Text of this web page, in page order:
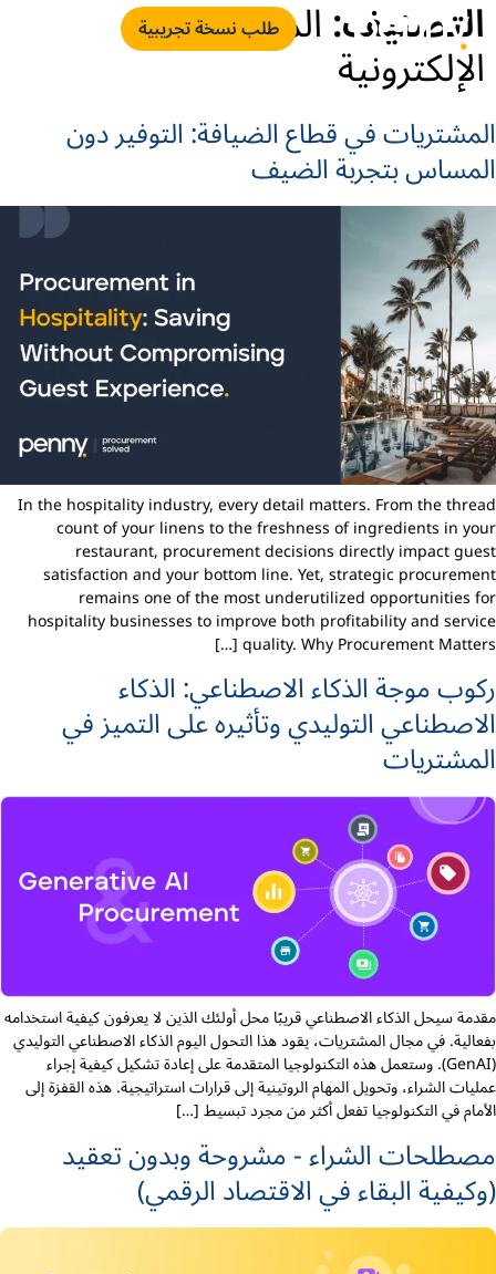
طلب نسخة تجريبية التصنيف:المشتريات
الإلكترونية
المشتريات في قطاع الضيافة: التوفير دون
المساس بتجربة الضيف
In the hospitality industry, every detail matters. From the thread
count of your linens to the freshness of ingredients in your
restaurant, procurement decisions directly impact guest
satisfaction and your bottom line. Yet, strategic procurement
remains one of the most underutilized opportunities for
hospitality businesses to improve both profitability and service
quality. Why Procurement Matters […]
ركوب موجة الذكاء الاصطناعي: الذكاء
الاصطناعي التوليدي وتأثيره على التميز في
المشتريات
مقدمة سيحل الذكاء الاصطناعي قريبًا محل أولئك الذين لا يعرفون كيفية استخدامه
بفعالية. في مجال المشتريات، يقود هذا التحول اليوم الذكاء الاصطناعي التوليدي
(GenAI). وستعمل هذه التكنولوجيا المتقدمة على إعادة تشكيل كيفية إجراء
عمليات الشراء، وتحويل المهام الروتينية إلى قرارات استراتيجية. هذه القفزة إلى
الأمام في التكنولوجيا تفعل أكثر من مجرد تبسيط […]
مصطلحات الشراء - مشروحة وبدون تعقيد
(وكيفية البقاء في الاقتصاد الرقمي)